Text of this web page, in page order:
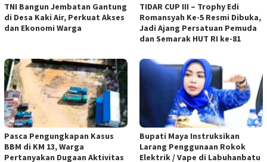
TNI Bangun Jembatan Gantung
di Desa Kaki Air, Perkuat Akses
dan Ekonomi Warga
TIDAR CUP III – Trophy Edi
Romansyah Ke-5 Resmi Dibuka,
Jadi Ajang Persatuan Pemuda
dan Semarak HUT RI ke-81
Pasca Pengungkapan Kasus
BBM di KM 13, Warga
Pertanyakan Dugaan Aktivitas
Bupati Maya Instruksikan
Larang Penggunaan Rokok
Elektrik / Vape di Labuhanbatu